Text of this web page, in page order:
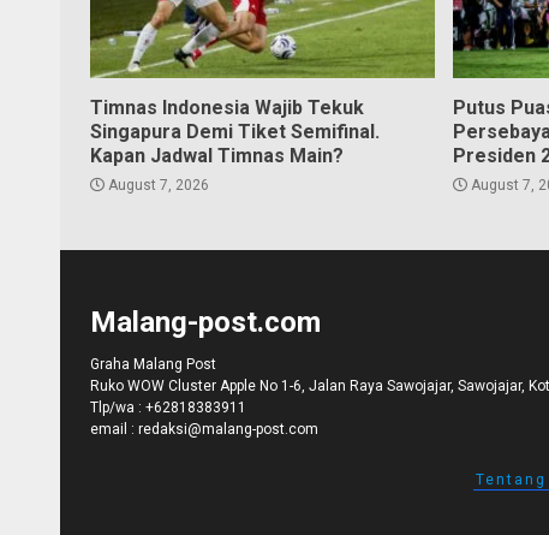
Timnas Indonesia Wajib Tekuk
Singapura Demi Tiket Semifinal.
Kapan Jadwal Timnas Main?
August 7, 2026
Putus
Presiden
August 7,
Malang-post.com
Graha Malang Post
Ruko WOW Cluster Apple No 1-6, Jalan Raya Sawojajar, Sawojajar,
Tlp/wa : +62818383911
email : redaksi@malang-post.com
Tentang